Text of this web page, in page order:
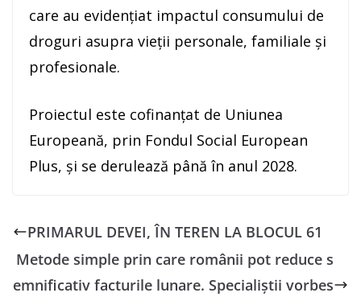
care au evidențiat impactul consumului de
droguri asupra vieții personale, familiale și
profesionale.
Proiectul este cofinanțat de Uniunea
Europeană, prin Fondul Social European
Plus, și se derulează până în anul 2028.
PRIMARUL DEVEI, ÎN TEREN LA BLOCUL 61
Metode simple prin care românii pot reduce s
emnificativ facturile lunare. Specialiștii vorbes